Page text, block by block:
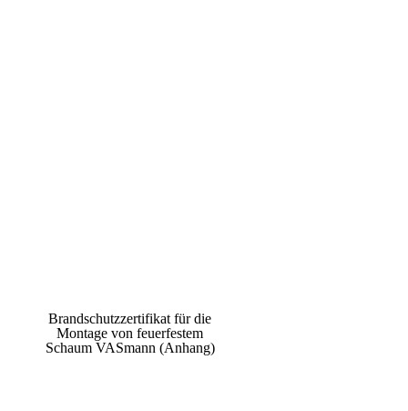
Brandschutzzertifikat für die
Montage von feuerfestem
Schaum VASmann (Anhang)